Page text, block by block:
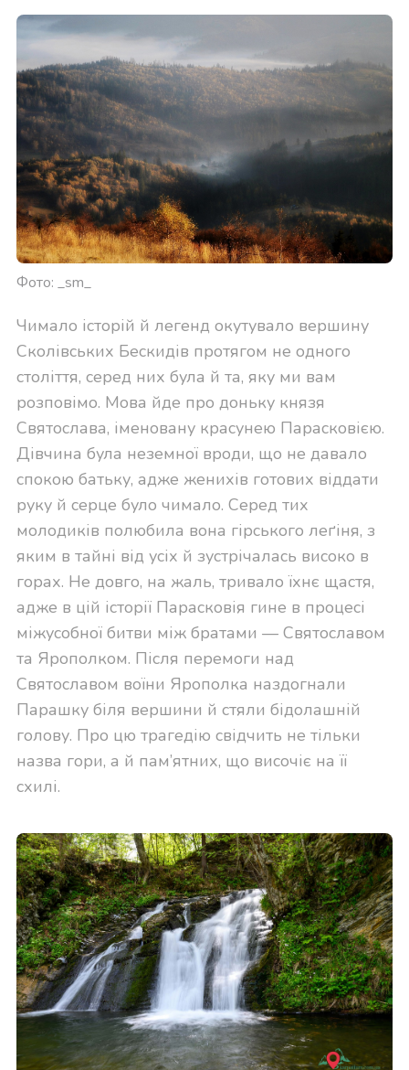
Фото: _sm_
Чимало історій й легенд окутувало вершину
Сколівських Бескидів протягом не одного
століття, серед них була й та, яку ми вам
розповімо. Мова йде про доньку князя
Святослава, іменовану красунею Парасковією.
Дівчина була неземної вроди, що не давало
спокою батьку, адже женихів готових віддати
руку й серце було чимало. Серед тих
молодиків полюбила вона гірського леґіня, з
яким в тайні від усіх й зустрічалась високо в
горах. Не довго, на жаль, тривало їхнє щастя,
адже в цій історії Парасковія гине в процесі
міжусобної битви між братами — Святославом
та Ярополком. Після перемоги над
Святославом воїни Ярополка наздогнали
Парашку біля вершини й стяли бідолашній
голову. Про цю трагедію свідчить не тільки
назва гори, а й пам’ятних, що височіє на її
схилі.